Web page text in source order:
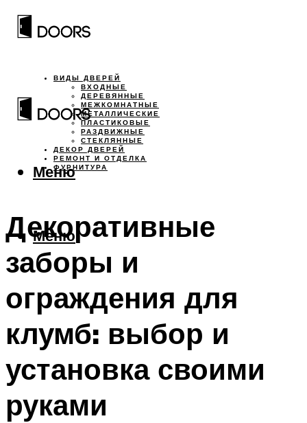
ВИДЫ ДВЕРЕЙ
ВХОДНЫЕ
ДЕРЕВЯННЫЕ
МЕЖКОМНАТНЫЕ
МЕТАЛЛИЧЕСКИЕ
ПЛАСТИКОВЫЕ
РАЗДВИЖНЫЕ
СТЕКЛЯННЫЕ
ДЕКОР ДВЕРЕЙ
РЕМОНТ И ОТДЕЛКА
ФУРНИТУРА
Меню
Меню
Декоративные
заборы и
ограждения для
клумб: выбор и
установка своими
руками